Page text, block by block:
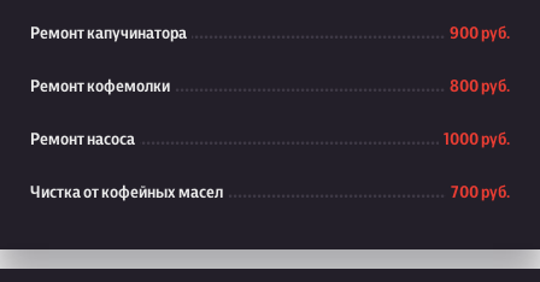
Ремонт капучинатора 900 руб.
Ремонт кофемолки 800 руб.
Ремонт насоса 1000 руб.
Чистка от кофейных масел 700 руб.